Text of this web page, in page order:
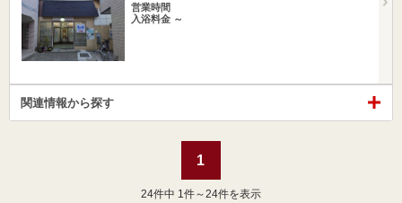
営業時間
入浴料金 ～
関連情報から探す
1
24件中 1件～24件を表示